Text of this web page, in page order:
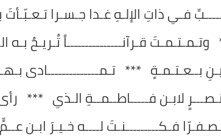
فـي ذاتِ الإلـهِ غـدا جـسـرا تـعـبّـأتَ
قـرآنـــــــــــــــاً تُـريـحُ بـه
بــعـتـمـةٍ *** تـمــــــــــــــادى
لابـن فـــــاطــمــةِ الـذي *** رأى
فـكـــــــــنـتَ لــــه خـيـرَ